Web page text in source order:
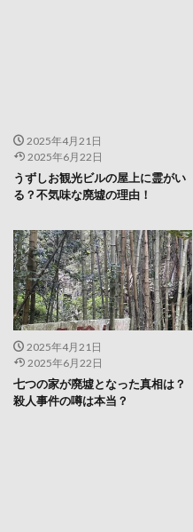
2025年4月21日
2025年6月22日
うずしお観光ビルの屋上に霊がい
る？不気味な廃墟の理由！
2025年4月21日
2025年6月22日
七つの家が廃墟となった真相は？
殺人事件の噂は本当？